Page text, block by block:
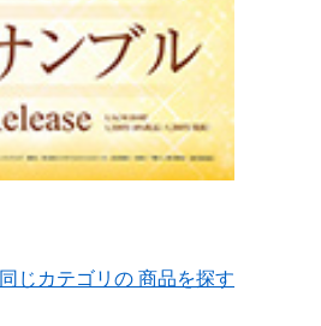
同じカテゴリの 商品を探す